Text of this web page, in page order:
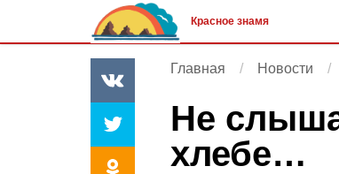
Красное знамя
Главная Новости
Не
хлебе…